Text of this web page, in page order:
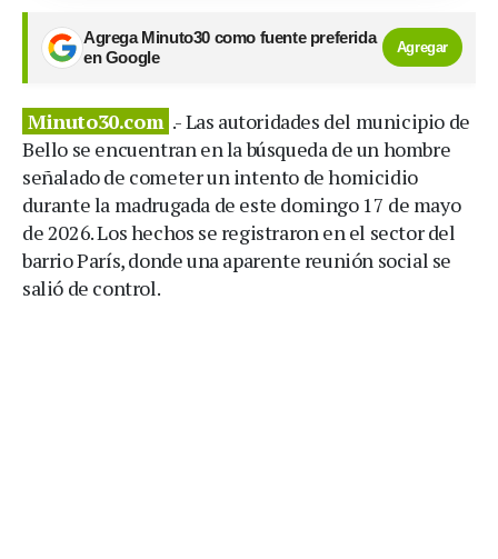
Agrega Minuto30 como fuente preferida
en Google
Agregar
Minuto30.com .- Las autoridades del municipio de
Bello se encuentran en la búsqueda de un hombre
señalado de cometer un intento de homicidio
durante la madrugada de este domingo 17 de mayo
de 2026. Los hechos se registraron en el sector del
barrio París, donde una aparente reunión social se
salió de control.